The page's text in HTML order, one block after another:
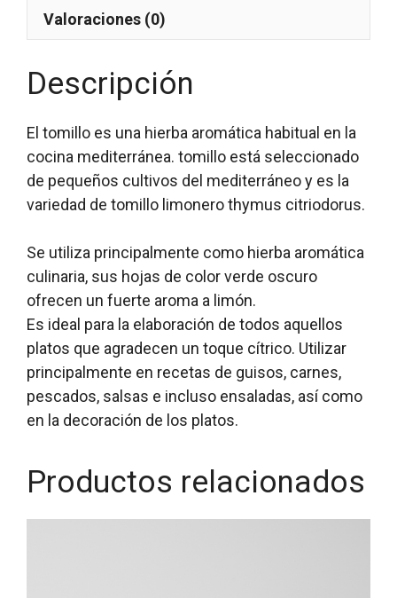
Valoraciones (0)
Descripción
El tomillo es una hierba aromática habitual en la
cocina mediterránea. tomillo está seleccionado
de pequeños cultivos del mediterráneo y es la
variedad de tomillo limonero thymus citriodorus.
Se utiliza principalmente como hierba aromática
culinaria, sus hojas de color verde oscuro
ofrecen un fuerte aroma a limón.
Es ideal para la elaboración de todos aquellos
platos que agradecen un toque cítrico. Utilizar
principalmente en recetas de guisos, carnes,
pescados, salsas e incluso ensaladas, así como
en la decoración de los platos.
Productos relacionados